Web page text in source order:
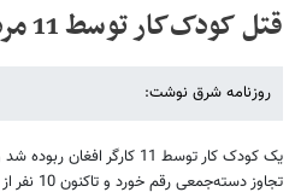
قتل کودک‌کار توسط 11 مرد متجاوز
روزنامه شرق نوشت:
یک کودک کار توسط 11 کارگر
تجاوز دسته‌جمعی رقم خورد و تاکنون 10 نفر از متهمان دستگیر شده‌اند.